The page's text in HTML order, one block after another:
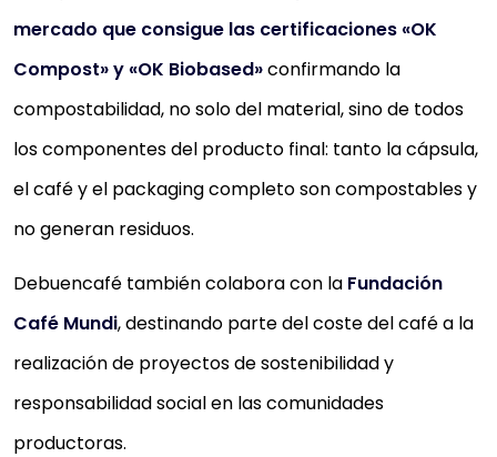
mercado que consigue las certificaciones «OK
Compost» y «OK Biobased»confirmando la
compostabilidad, no solo del material, sino de todos
los componentes del producto final: tanto la cápsula,
el café y el packaging completo son compostables y
no generan residuos.
Debuencafé también colabora con la Fundación
Café Mundi, destinando parte del coste del café a la
realización de proyectos de sostenibilidad y
responsabilidad social en las comunidades
productoras.